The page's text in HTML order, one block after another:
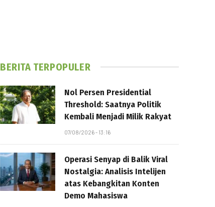
BERITA TERPOPULER
Nol Persen Presidential
Threshold: Saatnya Politik
Kembali Menjadi Milik Rakyat
07/08/2026 - 13:16
Operasi Senyap di Balik Viral
Nostalgia: Analisis Intelijen
atas Kebangkitan Konten
Demo Mahasiswa